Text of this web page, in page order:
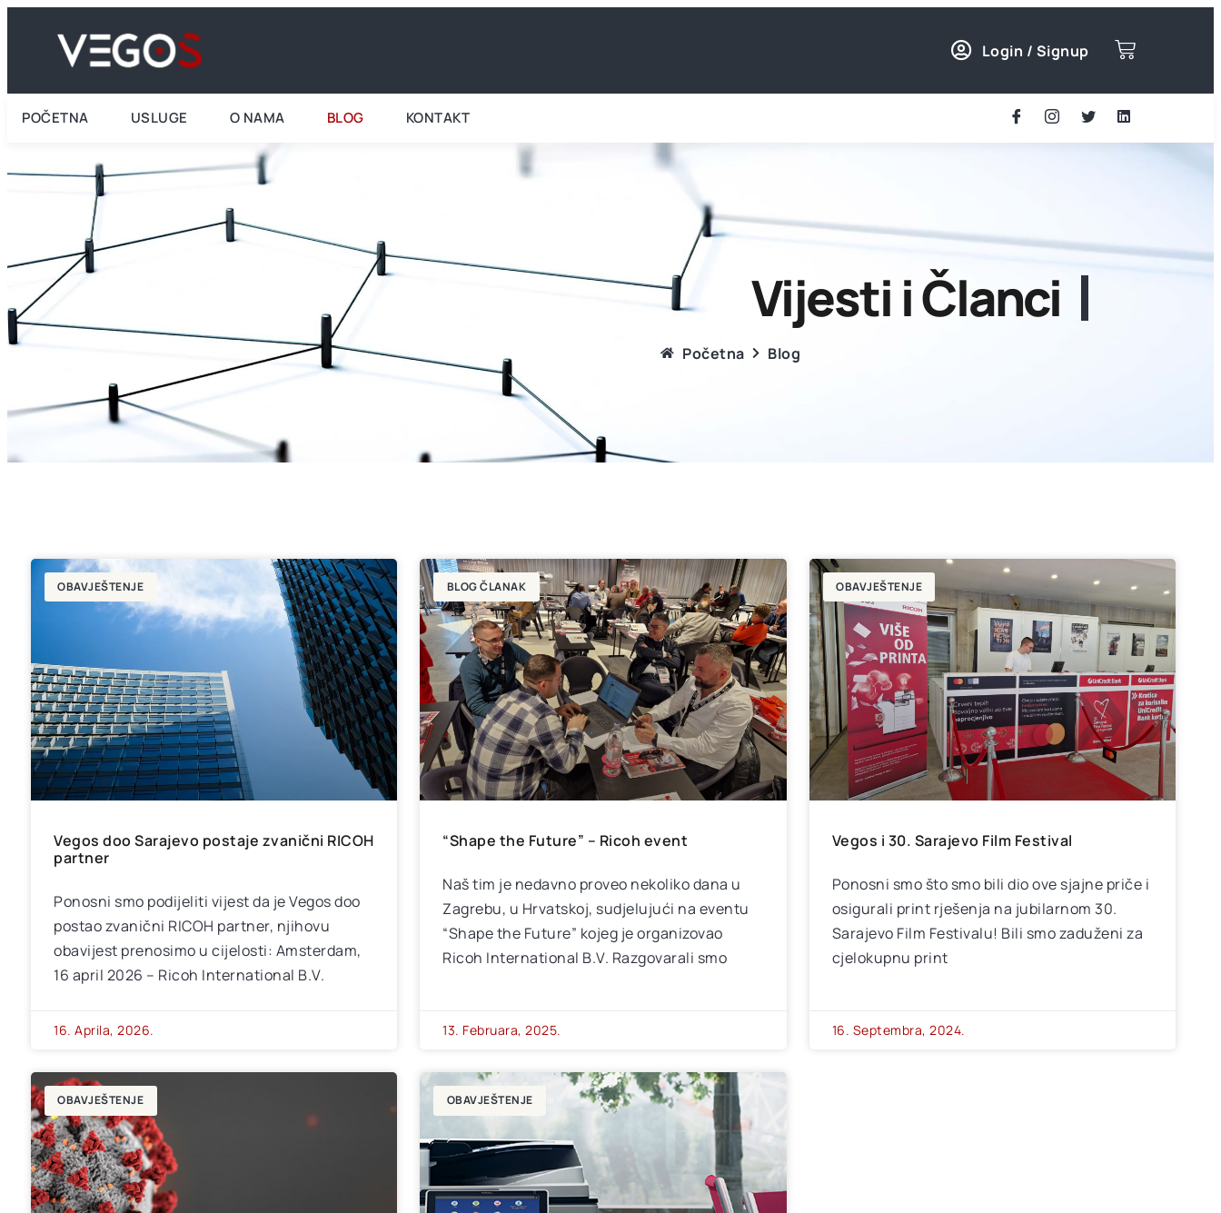
Login / Signup
POČETNA USLUGE O NAMA BLOG KONTAKT
Vijesti i Članci
Početna Blog
OBAVJEŠTENJE
Vegos doo Sarajevo postaje zvanični RICOH
partner
Ponosni smo podijeliti vijest da je Vegos doo
postao zvanični RICOH partner, njihovu
obavijest prenosimo u cijelosti: Amsterdam,
16 april 2026 – Ricoh International B.V.
16. Aprila, 2026.
BLOG ČLANAK
“Shape the Future” – Ricoh event
Naš tim je nedavno proveo nekoliko dana u
Zagrebu, u Hrvatskoj, sudjelujući na eventu
“Shape the Future” kojeg je organizovao
Ricoh International B.V. Razgovarali smo
13. Februara, 2025.
OBAVJEŠTENJE
Vegos i 30. Sarajevo Film Festival
Ponosni smo što smo bili dio ove sjajne priče i
osigurali print rješenja na jubilarnom 30.
Sarajevo Film Festivalu! Bili smo zaduženi za
cjelokupnu print
16. Septembra, 2024.
OBAVJEŠTENJE OBAVJEŠTENJE